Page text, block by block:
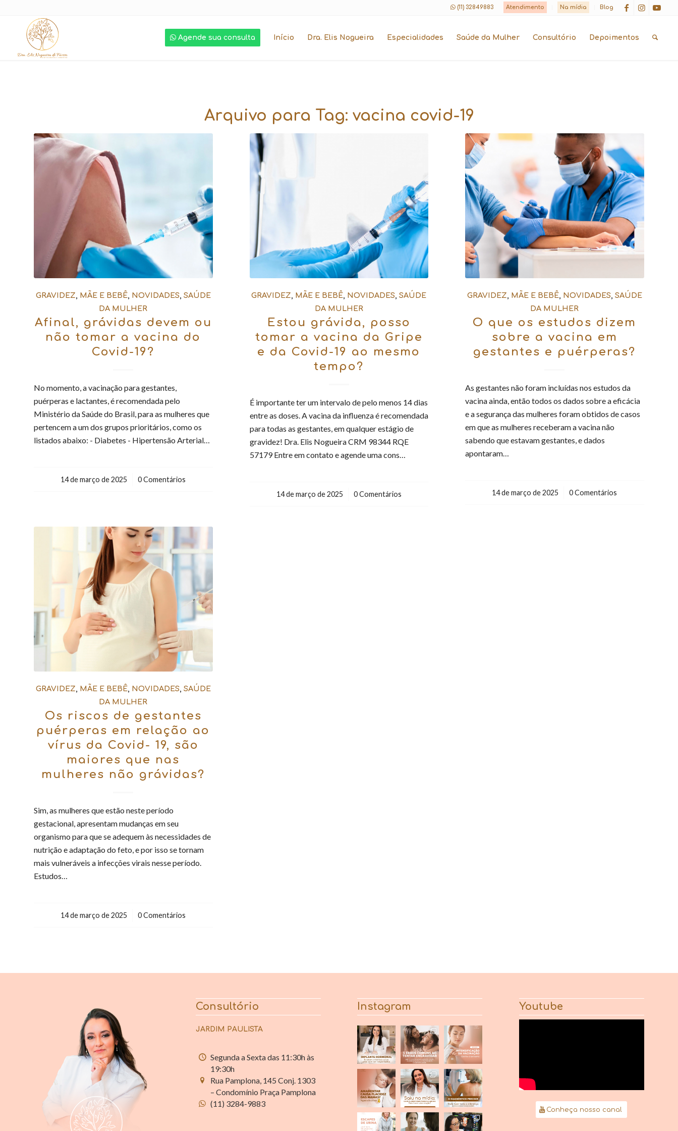
Atendimento Na mídia Blog
(11) 32849883
Agende sua consulta Início Dra. Elis Nogueira Especialidades Saúde da Mulher Consultório Depoimentos
Arquivo para Tag: vacina covid-19
GRAVIDEZ MÃE E BEBÊ, NOVIDADES, SAÚDE
DA MULHER
Afinal, grávidas devem ou
não tomar a vacina do
Covid-19?
No momento, a vacinação para gestantes,
puérperas e lactantes, é recomendada pelo
Ministério da Saúde do Brasil, para as mulheres que
pertencem a um dos grupos prioritários, como os
listados abaixo: - Diabetes - Hipertensão Arterial…
14 de março de 2025
/ 0 Comentários
GRAVIDEZ MÃE E BEBÊ NOVIDADES ,SAÚDE
DA MULHER
Estou grávida, posso
tomar a vacina da Gripe
e da Covid-19 ao mesmo
tempo?
É importante ter um intervalo de pelo menos 14 dias
entre as doses. A vacina da influenza é recomendada
para todas as gestantes, em qualquer estágio de
gravidez! Dra. Elis Nogueira CRM 98344 RQE
57179 Entre em contato e agende uma cons…
14 de março de 2025
/ 0 Comentários
GRAVIDEZ MÃE E BEBÊ, NOVIDADES, SAÚDE
DA MULHER
O que os estudos dizem
sobre a vacina em
gestantes e puérperas?
As gestantes não foram incluídas nos estudos da
vacina ainda, então todos os dados sobre a eficácia
e a segurança das mulheres foram obtidos de casos
em que as mulheres receberam a vacina não
sabendo que estavam gestantes, e dados
apontaram…
14 de março de 2025
/ 0 Comentários
GRAVIDEZ MÃE E BEBÊ, NOVIDADES, SAÚDE
DA MULHER
Os riscos de gestantes
puérperas em relação ao
vírus da Covid- 19, são
maiores que nas
mulheres não grávidas?
Sim, as mulheres que estão neste período
gestacional, apresentam mudanças em seu
organismo para que se adequem às necessidades de
nutrição e adaptação do feto, e por isso se tornam
mais vulneráveis a infecções virais nesse período.
Estudos…
14 de março de 2025
/ 0 Comentários
Consultório
JARDIM PAULISTA
Segunda a Sexta das 11:30h às
19:30h
Rua Pamplona, 145 Conj. 1303
– Condomínio Praça Pamplona
(11) 3284-9883
Instagram Youtube
Conheça nosso canal